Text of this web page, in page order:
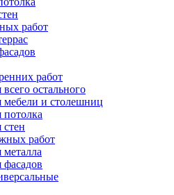
работ
работ
остального
мебели и столешниц
работ